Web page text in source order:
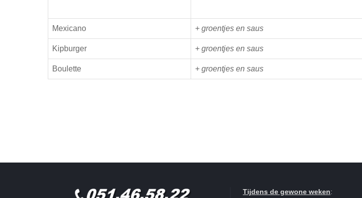
Mexicano + groentjes en saus
Kipburger + groentjes en saus
Boulette + groentjes
Tijdens de gewone weken: